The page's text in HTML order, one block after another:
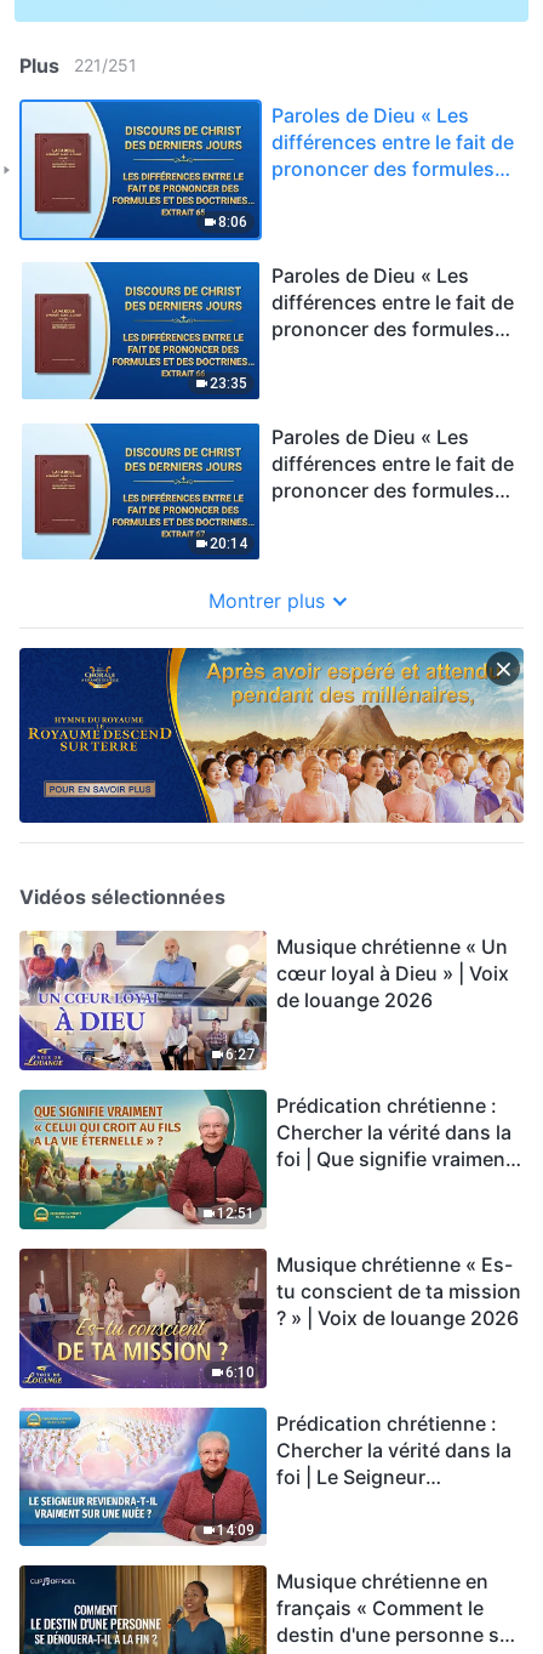
Plus 221/251
8:06
Paroles de Dieu « Les
différences entre le fait de
prononcer des formules
23:35
Paroles de Dieu « Les
différences entre le fait de
prononcer des formules
20:14
Paroles de Dieu « Les
différences entre le fait de
prononcer des formules
Montrer plus
Vidéos sélectionnées
6:27
Musique chrétienne « Un
cœur loyal à Dieu » | Voix
de louange 2026
12:51
Prédication chrétienne :
Chercher la vérité dans la
foi | Que signifie vraiment
6:10
Musique chrétienne « Es-
tu conscient de ta mission
? » | Voix de louange 2026
14:09
Prédication chrétienne :
Chercher la vérité dans la
foi | Le Seigneur
Musique chrétienne en
français « Comment le
destin d'une personne se